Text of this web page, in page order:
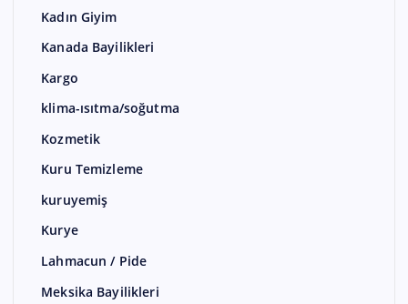
Kadın Giyim
Kanada Bayilikleri
Kargo
klima-ısıtma/soğutma
Kozmetik
Kuru Temizleme
kuruyemiş
Kurye
Lahmacun / Pide
Meksika Bayilikleri